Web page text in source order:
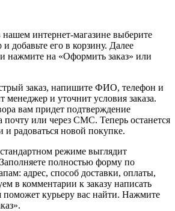
интернет-магазине выберите
добавьте его в корзину. Далее
нажмите на «Оформить заказ» или
заказ, напишите ФИО, телефон и
менеджер и уточнит условия заказа.
вам придет подтверждение
почту или через СМС. Теперь останется
и радоваться новой покупке.
режиме выглядит
полностью форму по
адрес, способ доставки, оплаты,
в комментарии к заказу написать
курьеру вас найти. Нажмите